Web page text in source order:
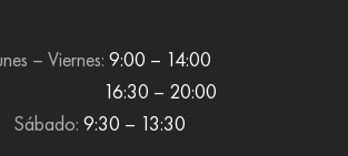
– Viernes: 9:00 – 14:00
16:30 – 20:00
Sábado: 9:30 – 13:30